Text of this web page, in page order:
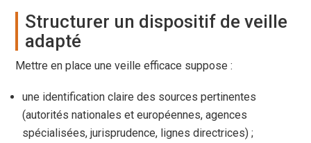
Structurer un dispositif de veille
adapté
Mettre en place une veille efficace suppose :
une identification claire des sources pertinentes
(autorités nationales et européennes, agences
spécialisées, jurisprudence, lignes directrices) ;